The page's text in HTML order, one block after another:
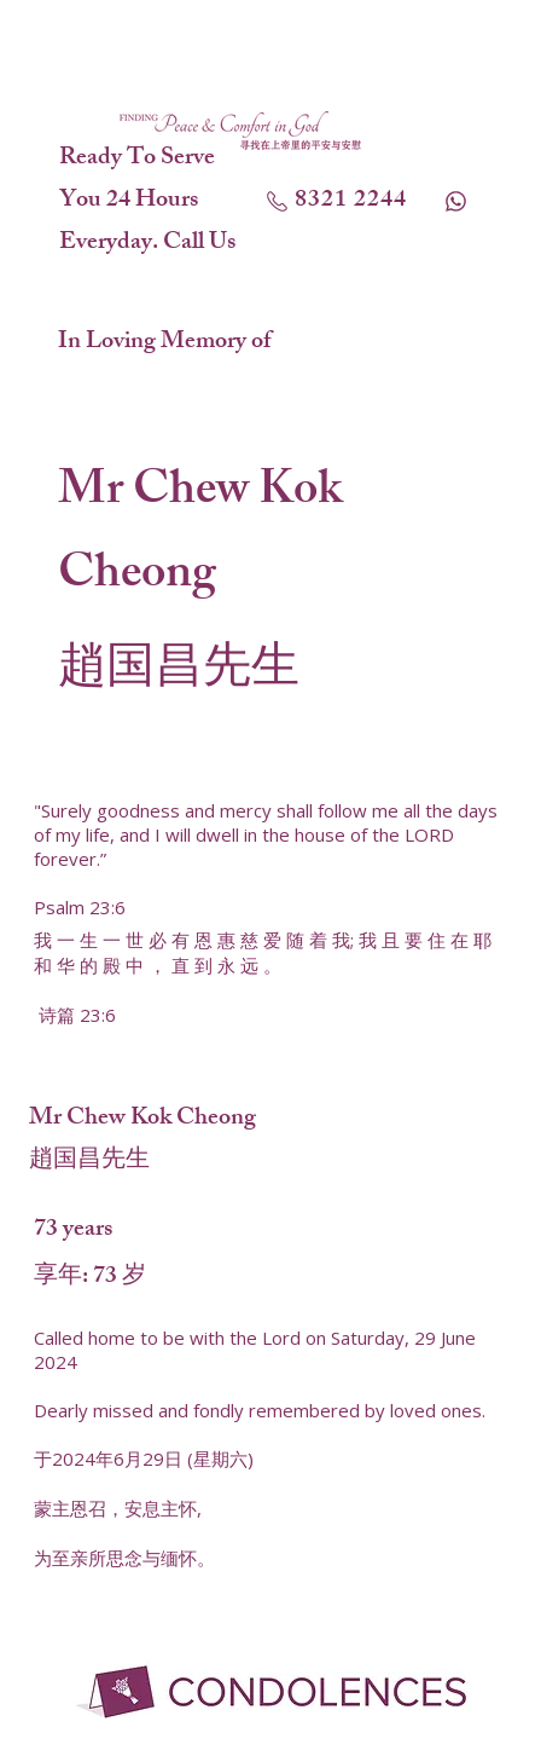
Ready To Serve
You 24 Hours
Everyday. Call Us
8321 2244
In Loving Memory of
Mr Chew Kok
Cheong
趙国昌先生
"Surely goodness and mercy shall follow me all the days
of my life, and I will dwell in the house of the LORD
forever.”
Psalm 23:6
我 一 生 一 世 必 有 恩 惠 慈 爱 随 着 我; 我 且 要 住 在 耶
和 华 的 殿 中 ， 直 到 永 远 。
诗篇 23:6
Mr Chew Kok Cheong
趙国昌先生
73 years
享年: 73 岁
Called home to be with the Lord on Saturday, 29 June
2024
Dearly missed and fondly remembered by loved ones.
于2024年6月29日 (星期六)
蒙主恩召，安息主怀,
为至亲所思念与缅怀。